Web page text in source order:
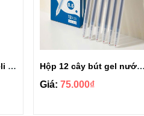
Hộp 12 cây bút gel Deli ngòi 0.5mm G118 Hộp 12 cây bút gel nước đầu bấm Deli EG118-BL
Giá:75.000₫